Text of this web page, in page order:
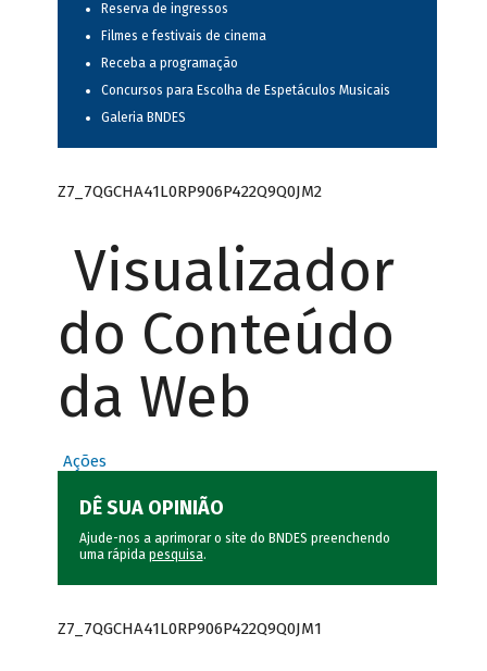
Reserva de ingressos
Filmes e festivais de cinema
Receba a programação
Concursos para Escolha de Espetáculos Musicais
Galeria BNDES
Z7_7QGCHA41L0RP906P422Q9Q0JM2
Visualizador
do Conteúdo
da Web
Ações
DÊ SUA OPINIÃO
Ajude-nos a aprimorar o site do BNDES preenchendo
uma rápida pesquisa.
Z7_7QGCHA41L0RP906P422Q9Q0JM1